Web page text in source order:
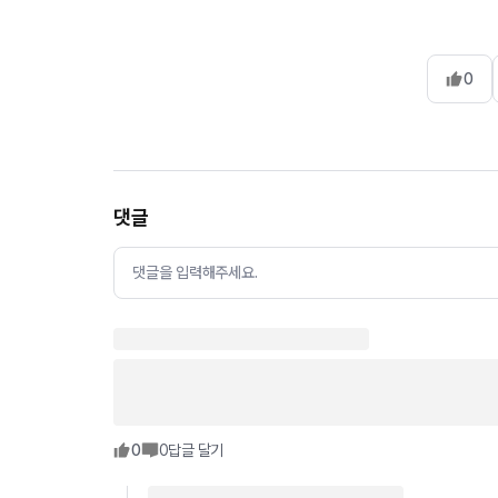
0
댓글
댓글을 입력해주세요.
0 0답글 달기